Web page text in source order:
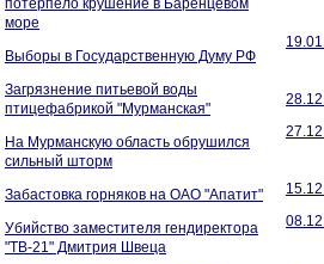
потерпело крушение в Баренцевом
море
Выборы в Государственную Думу РФ
Загрязнение питьевой воды
птицефабрикой "Мурманская"
На Мурманскую область обрушился
сильный шторм
Забастовка горняков на ОАО "Апатит"
Убийство заместителя гендиректора
"ТВ-21" Дмитрия Швеца